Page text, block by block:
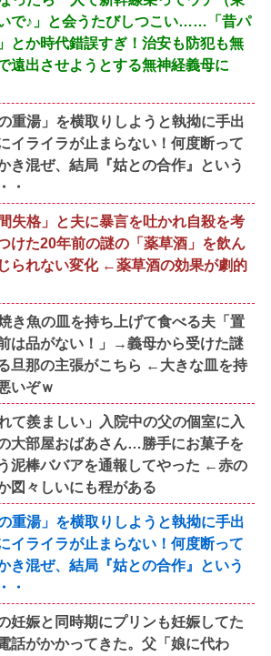
で♪」と会うたびしつこい……「昔パ
とか時代錯誤すぎ！治安も防犯も無
遠出させようとする無神経義母に
重湯」を横取りしようと執拗に手出
イライラが止まらない！何度断って
き混ぜ、結局『姑との合作』という
・
失格」と夫に暴言を吐かれ自殺を考
けた20年前の謎の「薬草酒」を飲ん
られない変化 ←薬草酒の効果が劇的
き魚の皿を持ち上げて食べる夫「置
は品がない！」→義母から受けた謎
旦那の主張がこちら ←大きな皿を持
いぞｗ
て羨ましい」入院中の父の個室に入
大部屋おばあさん…勝手にお菓子を
泥棒ババアを通報してやった ←赤の
図々しいにも程がある
重湯」を横取りしようと執拗に手出
イライラが止まらない！何度断って
き混ぜ、結局『姑との合作』という
・
妊娠と同時期にプリンも妊娠してた
話がかかってきた。父「娘に代わ